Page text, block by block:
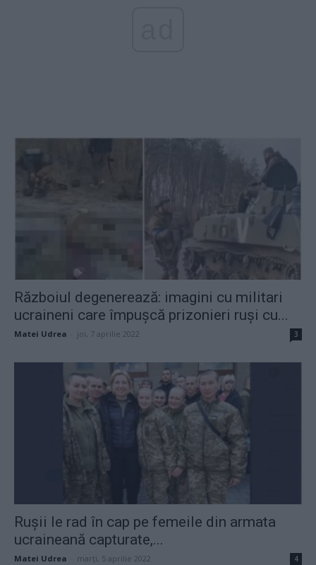
Războiul degenerează: imagini cu militari
ucraineni care împușcă prizonieri ruși cu...
Matei Udrea joi, 7 aprilie 2022 3
Rușii le rad în cap pe femeile din armata
ucraineană capturate,...
Matei Udrea marți, 5 aprilie 2022 4